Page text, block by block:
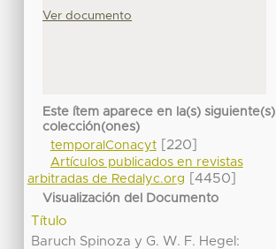
Ver documento
Este ítem aparece en la(s) siguiente(s)
colección(ones)
temporalConacyt[220]
Artículos publicados en revistas
arbitradas de Redalyc.org
[4450]
Visualización del Documento
Título
Baruch Spinoza y G. W. F. Hegel: